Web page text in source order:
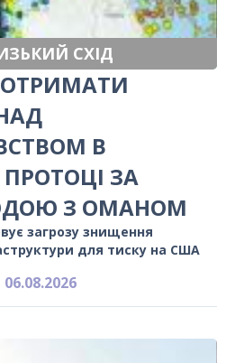
СХІД
В
ЗА
З ОМАНОМ
загрозу знищення
для тиску на США
06.08.2026